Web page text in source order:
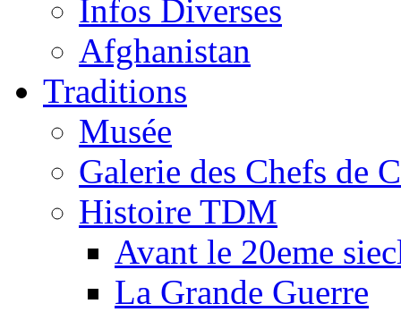
Infos Diverses
Afghanistan
Traditions
Musée
Galerie des Chefs de
Histoire TDM
Avant le 20eme
La Grande Guerre